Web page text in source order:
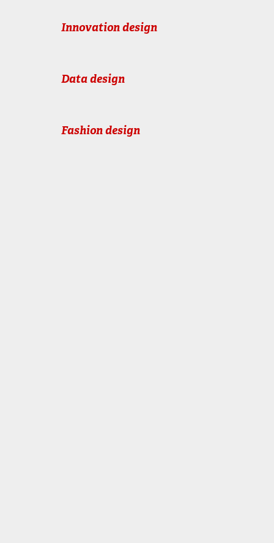
Innovation design
Data design
Fashion design